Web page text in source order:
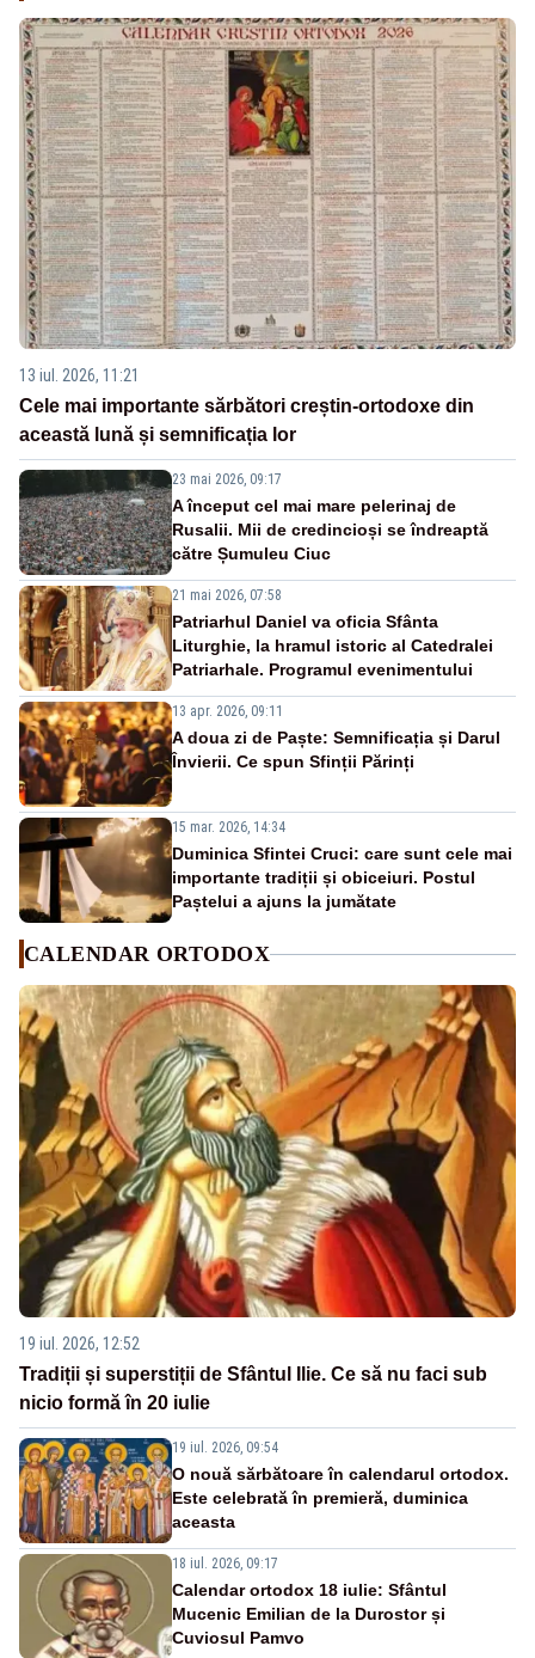
13 iul. 2026, 11:21
Cele mai importante sărbători creștin-ortodoxe din
această lună și semnificația lor
23 mai 2026, 09:17
A început cel mai mare pelerinaj de
Rusalii. Mii de credincioși se îndreaptă
către Șumuleu Ciuc
21 mai 2026, 07:58
Patriarhul Daniel va oficia Sfânta
Liturghie, la hramul istoric al Catedralei
Patriarhale. Programul evenimentului
13 apr. 2026, 09:11
A doua zi de Paște: Semnificația și Darul
Învierii. Ce spun Sfinții Părinți
15 mar. 2026, 14:34
Duminica Sfintei Cruci: care sunt cele mai
importante tradiții și obiceiuri. Postul
Paștelui a ajuns la jumătate
CALENDAR ORTODOX
19 iul. 2026, 12:52
Tradiții și superstiții de Sfântul Ilie. Ce să nu faci sub
nicio formă în 20 iulie
19 iul. 2026, 09:54
O nouă sărbătoare în calendarul ortodox.
Este celebrată în premieră, duminica
aceasta
18 iul. 2026, 09:17
Calendar ortodox 18 iulie: Sfântul
Mucenic Emilian de la Durostor și
Cuviosul Pamvo